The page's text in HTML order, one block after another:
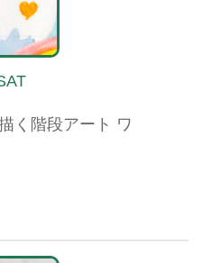
く階段アート ワ